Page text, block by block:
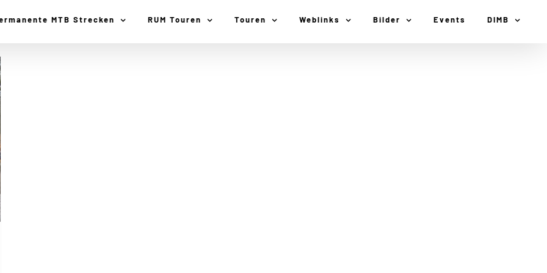
MTB Strecken RUM Touren Touren Weblinks Bilder Events DIMB